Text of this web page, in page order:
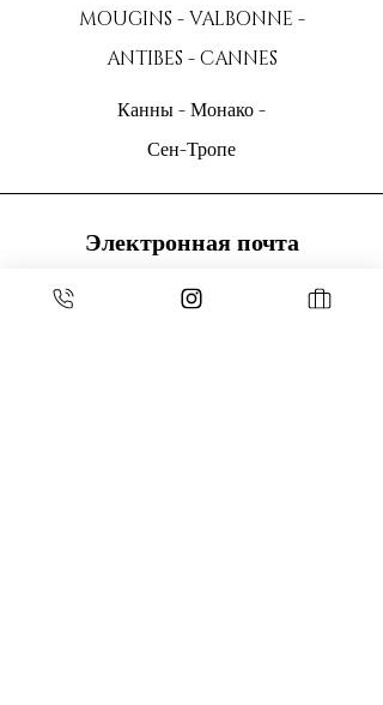
MOUGINS - VALBONNE -
ANTIBES - CANNES
Канны - Монако -
Сен-Тропе
Электронная почта
sielespierresblanches@gmail.com